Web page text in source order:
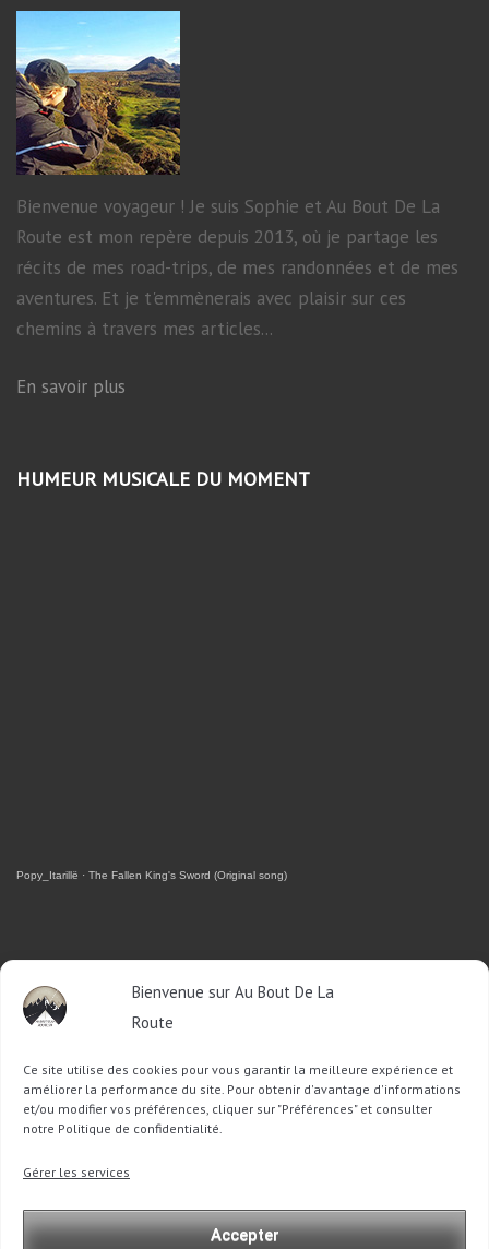
Bienvenue sur Au Bout De La
Route
Ce site utilise des cookies pour vous garantir la meilleure expérience et
améliorer la performance du site. Pour obtenir d'avantage d'informations
et/ou modifier vos préférences, cliquer sur "Préférences" et consulter
notre Politique de confidentialité.
Gérer les services
Accepter
Bienvenue voyageur ! Je suis Sophie et Au Bout De La
Route est mon repère depuis 2013, où je partage les
récits de mes road-trips, de mes randonnées et de mes
aventures. Et je t'emmènerais avec plaisir sur ces
chemins à travers mes articles...
En savoir plus
HUMEUR MUSICALE DU MOMENT
Popy_Itarillë · The Fallen King's Sword (Original song)
RETROUVEZ-MOI SUR FACEBOOK
OU SUR TWITTER
Follow @Sophie_ABDLRTweet to @Sophie_ABDLR
: